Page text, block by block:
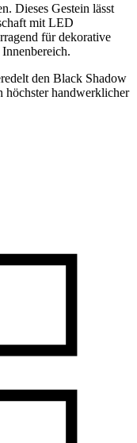
Dieses Gestein lässt
mit LED
für dekorative
den Black Shadow
höchster handwerklicher